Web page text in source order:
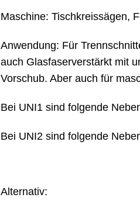
Maschine: Tischkreissägen,
Anwendung: Für
auch Glasfaserverstärkt mit
Vorschub. Aber auch für
Bei UNI1 sind folgende
Bei UNI2 sind folgende
Alternativ: